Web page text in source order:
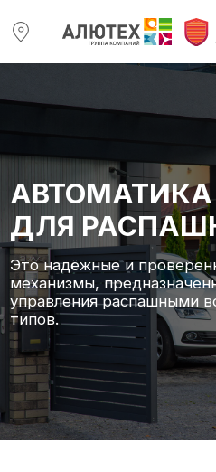
ДЛЯ РАСПАШНЫХ
Это надёжные и проверенные
механизмы, предназначенные для
управления распашными воротами
типов.